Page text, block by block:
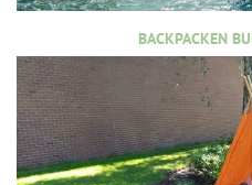
BACKPACKEN